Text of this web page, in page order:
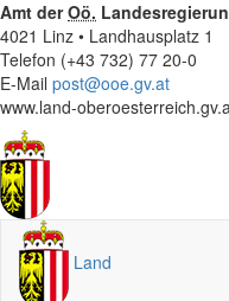
Amt derOö.
4021 Linz • Landhausplatz 1
Telefon (+43 732) 77 20-0
E-Mail post@ooe.gv.at
www.land-
Land